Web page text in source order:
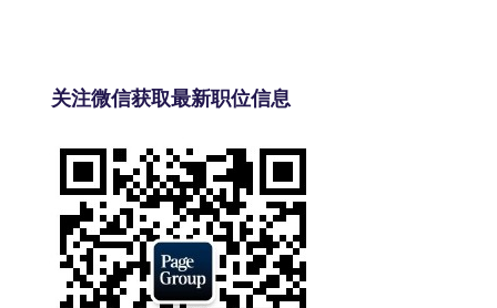
关注微信获取最新职位信息